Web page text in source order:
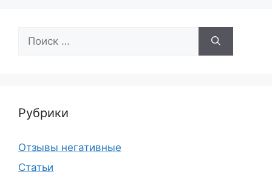
Рубрики
Отзывы негативные
Статьи